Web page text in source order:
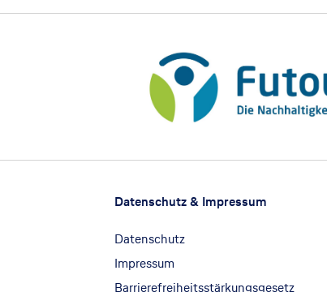
Datenschutz & Impressum
Datenschutz
Impressum
Barrierefreiheitsstärkungsgesetz